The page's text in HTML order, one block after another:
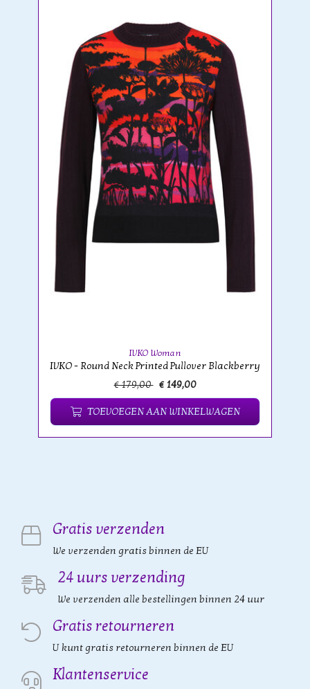
IVKO Woman
IVKO - Round Neck Printed Pullover Blackberry
€ 179,00 € 149,00
TOEVOEGEN AAN WINKELWAGEN
Gratis verzenden
We verzenden gratis binnen de EU
24 uurs verzending
We verzenden alle bestellingen binnen 24 uur
Gratis retourneren
U kunt gratis retourneren binnen de EU
Klantenservice